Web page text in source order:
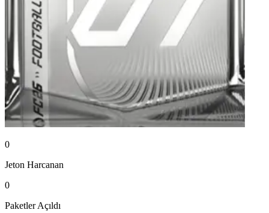
0
Jeton Harcanan
0
Paketler Açıldı